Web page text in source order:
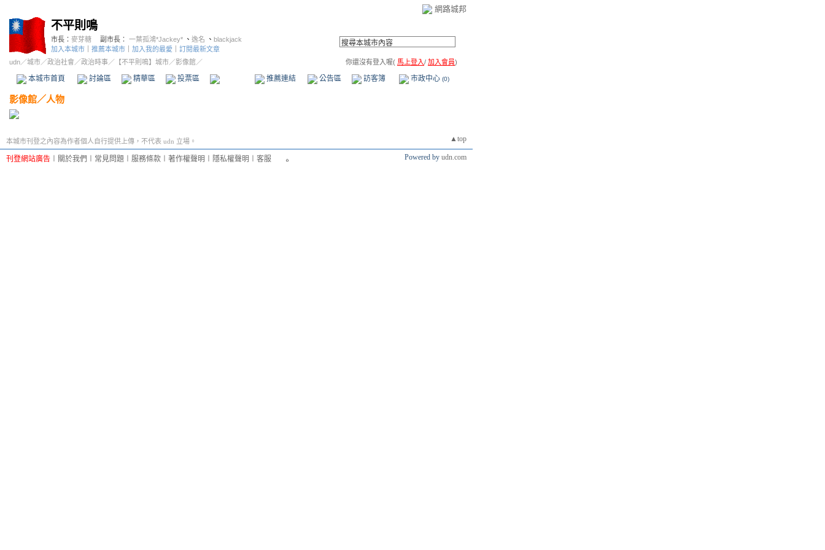
網路城邦
不平則鳴
市長： 麥芽糖 副市長： 一葉孤鴻*Jackey* 、 逸名 、 blackjack
加入本城市
推薦本城市 加入我的最愛
訂閱最新文章
udn／城市／政治社會 ／政治時事／ 【不平則鳴】城市／影像館／ 你還沒有登入喔( 馬上登入/ 加入會員)
本城市首頁 討論區 精華區 投票區 影像館 推薦連結 公告區 訪客簿 市政中心 (0)
影像館／人物
▲top
本城市刊登之內容為作者個人自行提供上傳，不代表 udn 立場。
刊登網站廣告 關於我們 常見問題 服務條款 著作權聲明 隱私權聲明 客服 Powered by udn.com